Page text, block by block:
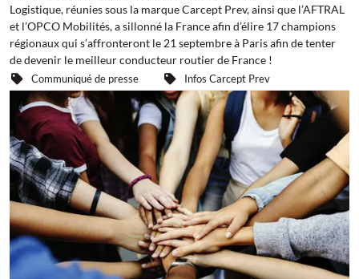
Logistique, réunies sous la marque Carcept Prev, ainsi que l’AFTRAL
et l’OPCO Mobilités, a sillonné la France afin d’élire 17 champions
régionaux qui s’affronteront le 21 septembre à Paris afin de tenter
de devenir le meilleur conducteur routier de France !
Communiqué de presse Infos Carcept Prev